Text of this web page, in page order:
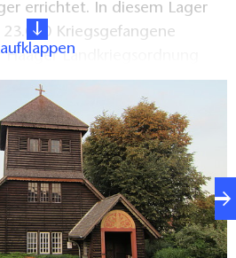
errichtet. In diesem Lager
Kriegsgefangene
Landkriegsordnung
des Internationalen
16 ein
Holzbauweise errichtet.
und Ausstattungsarbeiten
den Gefangenen
eigenwilliges
das auf deutschen
sucht.
aufklappen